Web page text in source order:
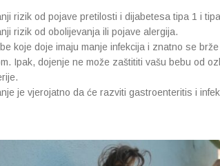
rizik od pojave pretilosti i dijabetesa tipa 1 i
rizik od obolijevanja ili pojave alergija.
koje doje imaju manje infekcija i znatno se
Ipak, dojenje ne može zaštititi vašu bebu od
je vjerojatno da će razviti gastroenteritis i